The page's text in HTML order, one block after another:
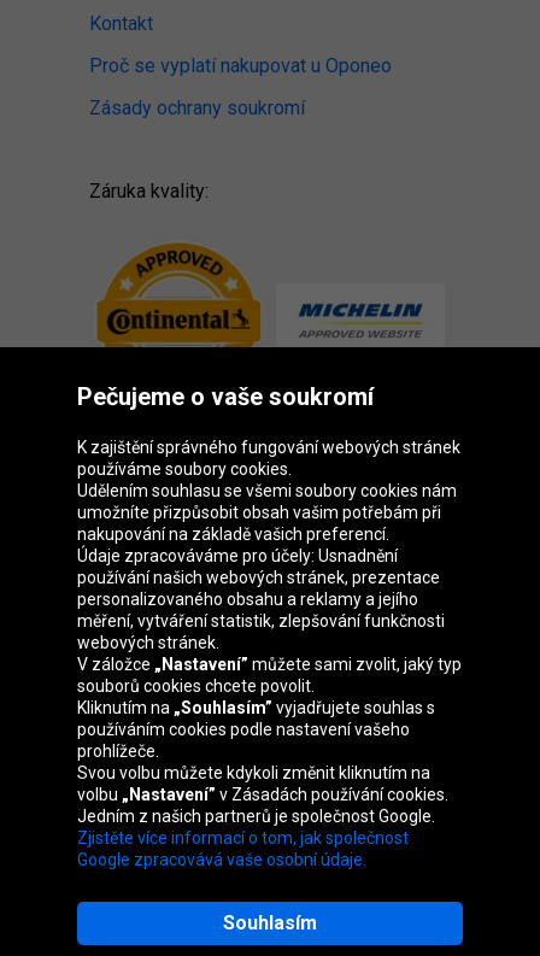
Kontakt
Proč se vyplatí nakupovat u Oponeo
Zásady ochrany soukromí
Záruka kvality:
Skupina Oponeo
Belgique Deutschland Éire España
France Italia Magyarország Nederland
Österreich Polska
Slovenská
republika
United
Kingdom
Mapa webu
Pečujeme o vaše soukromí
K zajištění správného fungování webových stránek
používáme soubory cookies.
Udělením souhlasu se všemi soubory cookies nám
umožníte přizpůsobit obsah vašim potřebám při
nakupování na základě vašich preferencí.
Údaje zpracováváme pro účely: Usnadnění
používání našich webových stránek, prezentace
personalizovaného obsahu a reklamy a jejího
měření, vytváření statistik, zlepšování funkčnosti
webových stránek.
V záložce „Nastavení” můžete sami zvolit, jaký typ
souborů cookies chcete povolit.
Kliknutím na „Souhlasím” vyjadřujete souhlas s
používáním cookies podle nastavení vašeho
prohlížeče.
Svou volbu můžete kdykoli změnit kliknutím na
volbu „Nastavení” v Zásadách používání cookies.
Jedním z našich partnerů je společnost Google.
Zjistěte více informací o tom, jak společnost
Google zpracovává vaše osobní údaje.
Souhlasím